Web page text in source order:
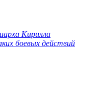
Кирилла
боевых действий